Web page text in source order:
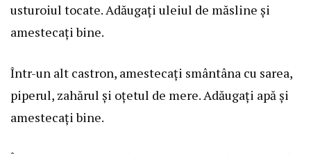
usturoiul tocate. Adăugați uleiul de măsline și
amestecați bine.
Într-un alt castron, amestecați smântâna cu sarea,
piperul, zahărul și oțetul de mere. Adăugați apă și
amestecați bine.